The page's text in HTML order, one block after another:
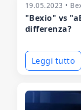
19.05.2023 •
"Bexio" vs
differenza?
Leggi tutto